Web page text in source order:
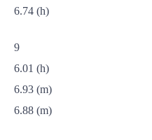
6.74 (h)
9
6.01 (h)
6.93 (m)
6.88 (m)